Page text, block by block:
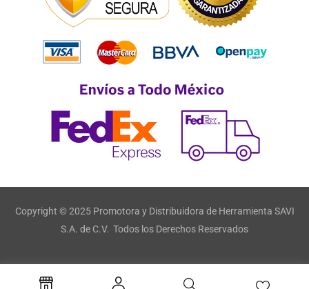
Copyright © 2025 Promotora y Distribuidora de Herramienta SAVI
S.A. de C.V. Todos los Derechos Reservados